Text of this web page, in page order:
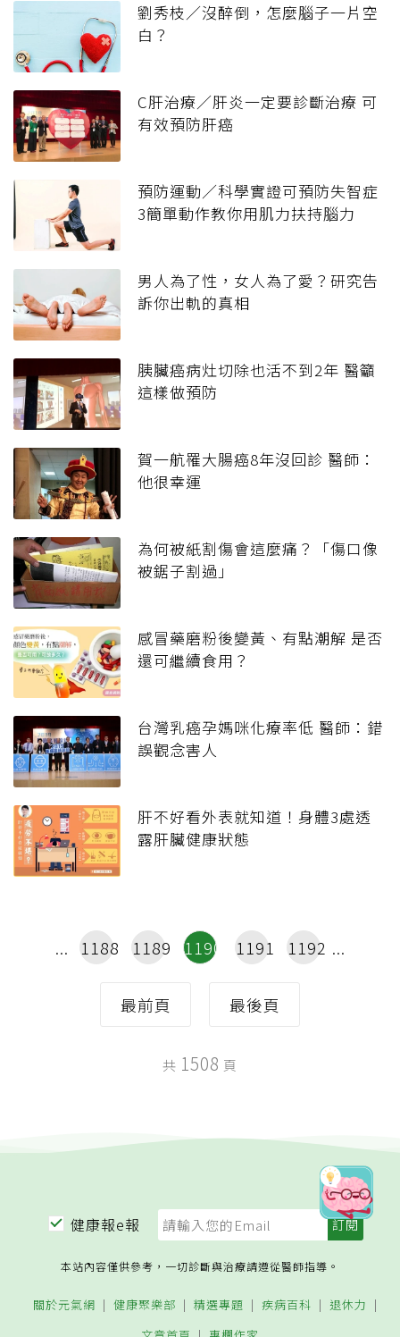
劉秀枝／沒醉倒，怎麼腦子一片空
白？
C肝治療／肝炎一定要診斷治療 可
有效預防肝癌
預防運動／科學實證可預防失智症
3簡單動作教你用肌力扶持腦力
男人為了性，女人為了愛？研究告
訴你出軌的真相
胰臟癌病灶切除也活不到2年 醫籲
這樣做預防
賀一航罹大腸癌8年沒回診 醫師：
他很幸運
為何被紙割傷會這麼痛？「傷口像
被鋸子割過」
感冒藥磨粉後變黃、有點潮解 是否
還可繼續食用？
台灣乳癌孕媽咪化療率低 醫師：錯
誤觀念害人
肝不好看外表就知道！身體3處透
露肝臟健康狀態
最前頁
1188 1189 1190 1191 1192
最後頁
共 1508 頁
健康報e報
本站內容僅供參考，一切診斷與治療請遵從醫師指導。
關於元氣網 健康聚樂部 精選專題 疾病百科
退休力